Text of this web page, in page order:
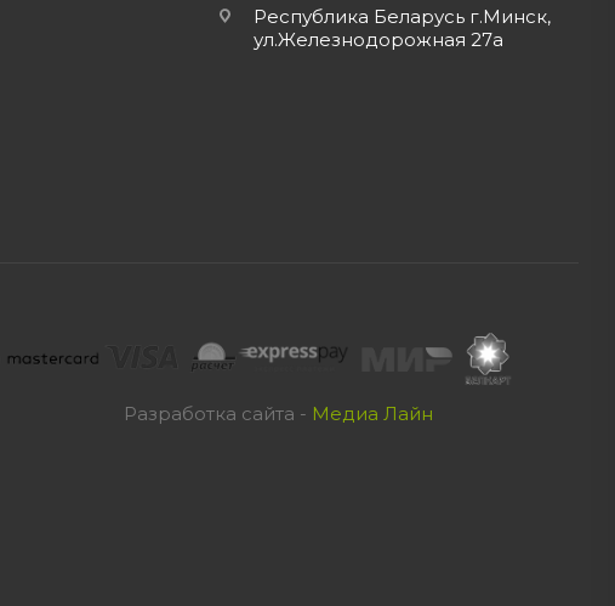
Республика Беларусь г.Минск,
ул.Железнодорожная 27а
Разработка сайта - Медиа Лайн